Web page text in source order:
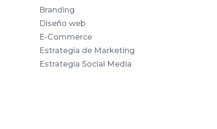
Branding
Diseño web
E-Commerce
Estrategia de Marketing
Estrategia Social Media